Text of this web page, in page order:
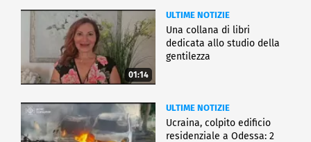
01:14
ULTIME NOTIZIE
Una collana di libri
dedicata allo studio della
gentilezza
ULTIME NOTIZIE
Ucraina, colpito edificio
residenziale a Odessa: 2